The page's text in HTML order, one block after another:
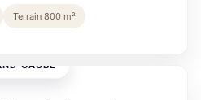
Terrain 800 m²
GAUBE